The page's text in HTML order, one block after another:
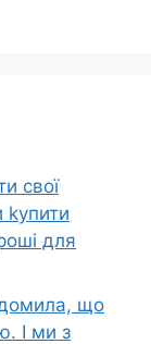
свої
для
що
І ми з